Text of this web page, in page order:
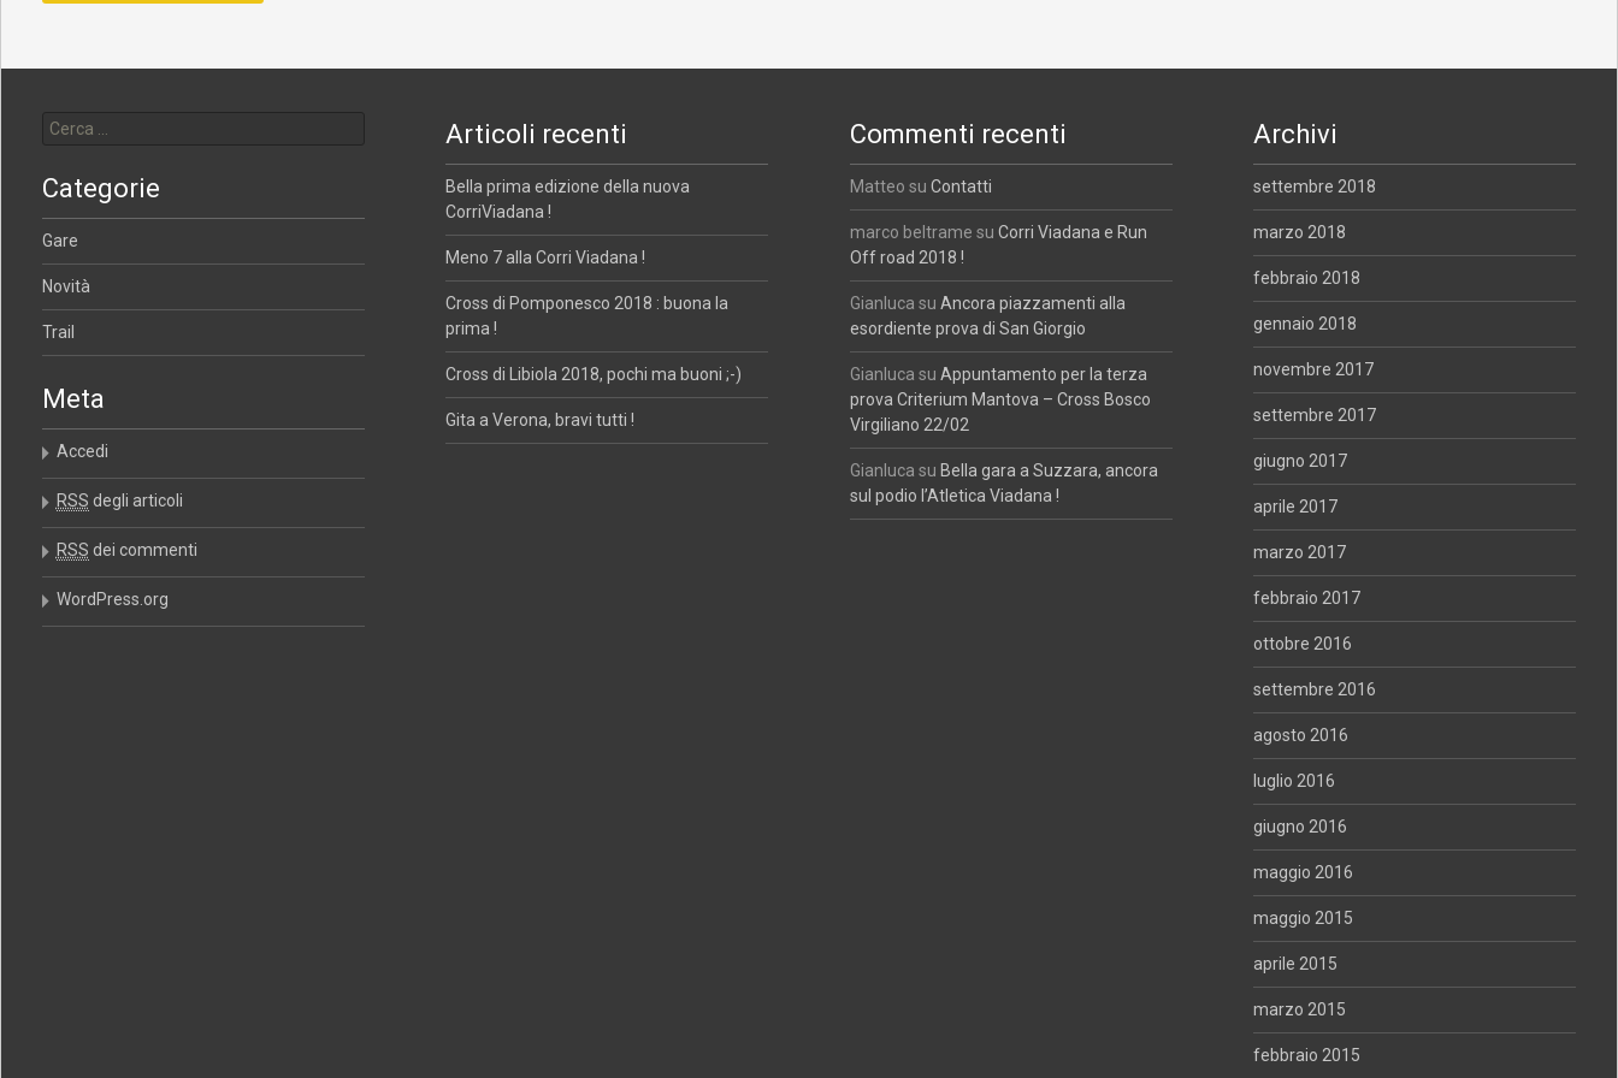
Articoli recenti
Bella prima edizione della nuova
CorriViadana !
Meno 7 alla Corri Viadana !
Cross di Pomponesco 2018 : buona la
prima !
Cross di Libiola 2018, pochi ma buoni ;-)
Gita a Verona, bravi tutti !
Commenti recenti
Matteo su Contatti
marco beltrame su Corri Viadana e Run
Off road 2018 !
Gianluca su Ancora piazzamenti alla
esordiente prova di San Giorgio
Gianluca su Appuntamento per la terza
prova Criterium Mantova – Cross Bosco
Virgiliano 22/02
Gianluca su Bella gara a Suzzara, ancora
sul podio l’Atletica Viadana !
Archivi
settembre 2018
marzo 2018
febbraio 2018
gennaio 2018
novembre 2017
settembre 2017
giugno 2017
aprile 2017
marzo 2017
febbraio 2017
ottobre 2016
settembre 2016
agosto 2016
luglio 2016
giugno 2016
maggio 2016
maggio 2015
aprile 2015
marzo 2015
febbraio 2015
Categorie
Gare
Novità
Trail
Meta
Accedi
RSS degli articoli
RSS dei commenti
WordPress.org